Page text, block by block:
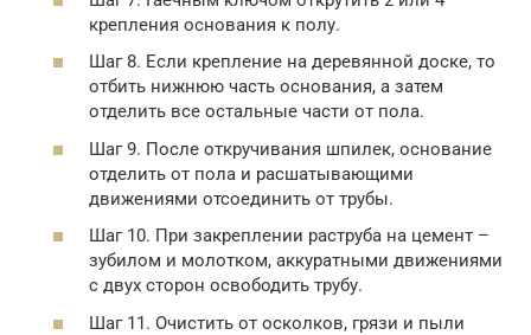
крепления основания к полу.
Шаг 8. Если крепление на деревянной доске, то
отбить нижнюю часть основания, а затем
отделить все остальные части от пола.
Шаг 9. После откручивания шпилек, основание
отделить от пола и расшатывающими
движениями отсоединить от трубы.
Шаг 10. При закреплении раструба на цемент –
зубилом и молотком, аккуратными движениями
с двух сторон освободить трубу.
Шаг 11. Очистить от осколков, грязи и пыли